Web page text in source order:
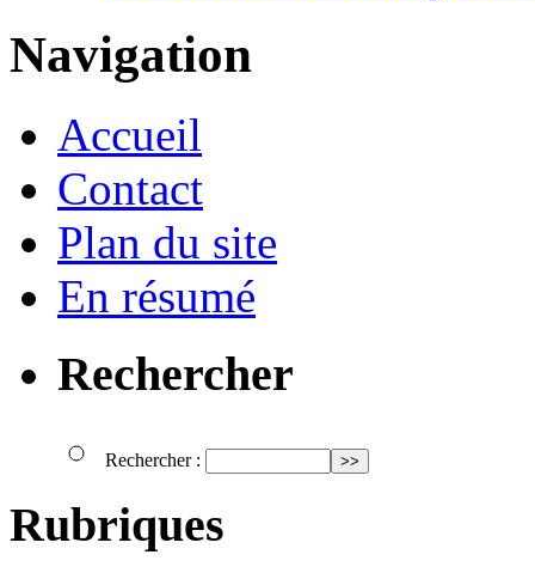
Navigation
Accueil
Contact
Plan du site
En résumé
Rechercher
Rechercher :
Rubriques